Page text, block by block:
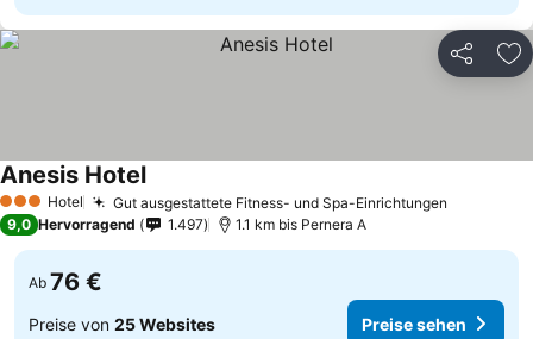
Teilen
3 SterneHotel Gut ausgestattete Fitness- und Spa-Einrichtungen
Anesis Hotel
9,0 Hervorragend 1.497 1.1 km bis Pernera A
Ab 76 €
Preise von 25 Websites Preise sehen